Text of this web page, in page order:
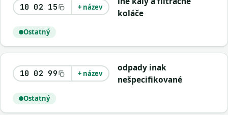
10 02 15 + název
koláče
Ostatný
10 02 99 + název
odpady inak
nešpecifikované
Ostatný